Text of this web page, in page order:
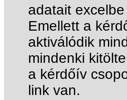
adatait
Emellett a
aktiválódik
mindenki
a kérdőív
link van.